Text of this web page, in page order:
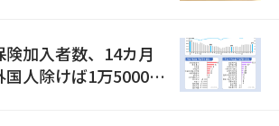
加入者数、14カ月
人除けば1万5000人